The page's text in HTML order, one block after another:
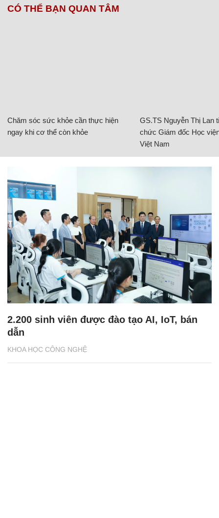
CÓ THỂ BẠN QUAN TÂM
Chăm sóc sức khỏe cần thực hiện
ngay khi cơ thể còn khỏe
GS.TS Nguyễn Thị Lan
chức Giám đốc Học
Việt Nam
KHOA HỌC CÔNG NGHỆ
2.200 sinh viên được đào tạo AI, IoT, bán
dẫn